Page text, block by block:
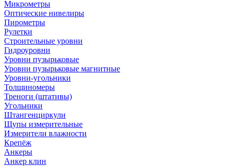
Микрометры
Оптические нивелиры
Пирометры
Рулетки
Строительные уровни
Гидроуровни
Уровни пузырьковые
Уровни пузырьковые магнитные
Уровни-угольники
Толщиномеры
Треноги (штативы)
Угольники
Штангенциркули
Щупы измерительные
Измерители влажности
Крепёж
Анкеры
Анкер клин